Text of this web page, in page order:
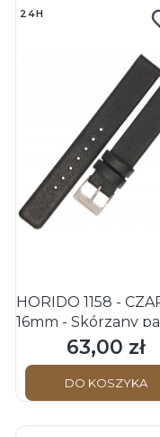
24H
HORIDO 1158 -
16mm - Skórzany
do zegarka
Cena
63,00 zł
DO KOSZYKA